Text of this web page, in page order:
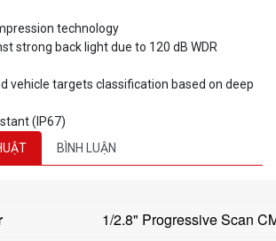
technology
strong back light due to 120 dB WDR
vehicle targets classification based on deep
(IP67)
BÌNH LUẬN
1/2.8" Progressive Scan